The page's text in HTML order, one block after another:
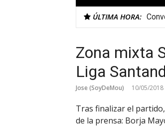
ÚLTIMA HORA:
Zona mixta
Liga
Jose (SoyDeMou) 10/05/2018
Tras finalizar el
de la prensa: Borja